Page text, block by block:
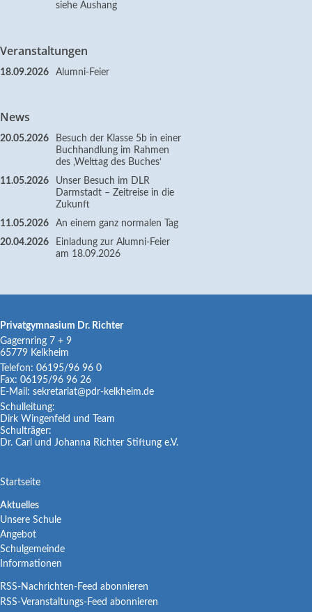
siehe Aushang
Veranstaltungen
18.09.2026 Alumni-Feier
News
20.05.2026
Besuch der Klasse 5b in einer
Buchhandlung im Rahmen
des ‚Welttag des Buches‘
11.05.2026
Unser Besuch im DLR
Darmstadt – Zeitreise in die
Zukunft
11.05.2026
An einem ganz normalen Tag
20.04.2026
Einladung zur Alumni-Feier
am 18.09.2026
Privatgymnasium Dr. Richter
Gagernring 7 + 9
65779 Kelkheim
Telefon: 06195/96 96 0
Fax: 06195/96 96 26
E-Mail: sekretariat@pdr-kelkheim.de
Schulleitung:
Dirk Wingenfeld und Team
Schulträger:
Dr. Carl und Johanna Richter Stiftung e.V.
Navigation
Startseite
Navigation
überspringen
Aktuelles
Unsere Schule
Angebot
Schulgemeinde
Informationen
RSS-Nachrichten-Feed abonnieren
RSS-Veranstaltungs-Feed abonnieren